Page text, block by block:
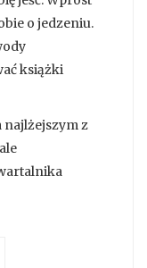
o jedzeniu.
książki
najlżejszym z